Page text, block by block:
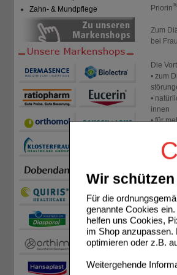
Wir
Für die
genannte Cookies
helfen uns Cookies,
im Shop anzupassen.
optimieren oder z.B.
Weitergehende
Zahn- & Mundpflege
Priorin®
Zum
bei
Die
• zum
•
innen
• für
•
Lichter
auf
B5 und
und
eine
dabei